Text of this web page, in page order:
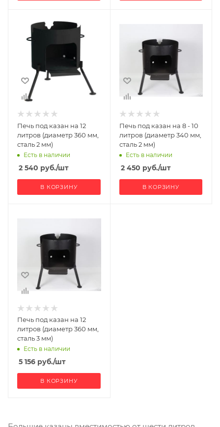
Печь под казан на 12
литров (диаметр 360 мм,
сталь 2 мм)
Есть в наличии
2 540 руб./шт
В КОРЗИНУ
Печь под казан на 8 - 10
литров (диаметр 340 мм,
сталь 2 мм)
Есть в наличии
2 450 руб./шт
В КОРЗИНУ
Печь под казан на 12
литров (диаметр 360 мм,
сталь 3 мм)
Есть в наличии
5 156 руб./шт
В КОРЗИНУ